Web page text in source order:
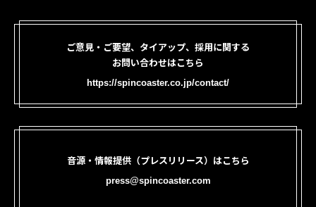
ご意見・ご要望、タイアップ、採用に関する
お問い合わせはこちら
https://spincoaster.co.jp/contact/
音源・情報提供（プレスリリース）はこちら
press@spincoaster.com